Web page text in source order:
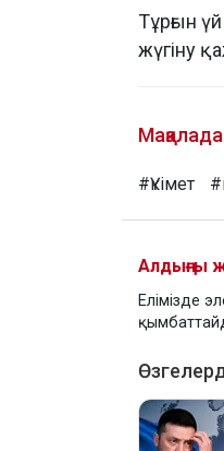
Тұрғын
жүгіну
Мақалада
#Үкімет
Алдыңғы
Елімізде